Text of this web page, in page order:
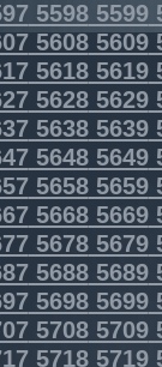
55985599
56085609
56185619
56285629
56385639
56485649
56585659
56685669
56785679
56885689
56985699
57085709
57185719